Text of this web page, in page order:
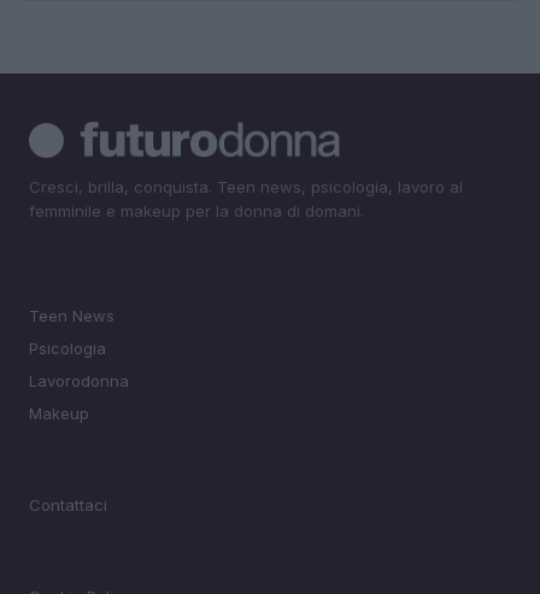
Cresci, brilla, conquista. Teen news, psicologia, lavoro al
femminile e makeup per la donna di domani.
Teen News
Psicologia
Lavorodonna
Makeup
Contattaci